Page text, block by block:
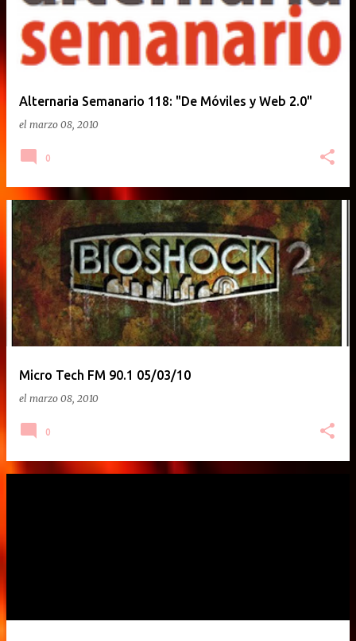
Alternaria Semanario 118: "De Móviles y Web 2.0"
el marzo 08, 2010
0
Micro Tech FM 90.1 05/03/10
el marzo 08, 2010
0